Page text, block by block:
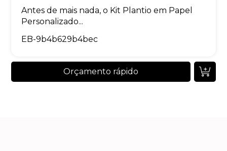
Antes de mais nada, o Kit Plantio em Papel
Personalizado...
EB-9b4b629b4bec
Orçamento rápido